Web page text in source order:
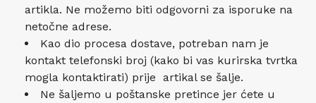
artikla. Ne možemo biti odgovorni za isporuke na
netočne adrese.
Kao dio procesa dostave, potreban nam je
kontakt telefonski broj (kako bi vas kurirska tvrtka
mogla kontaktirati) prije artikal se šalje.
Ne šaljemo u poštanske pretince jer ćete u